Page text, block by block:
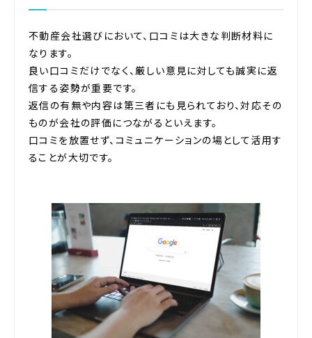
不動産会社選びにおいて、口コミは大きな判断材料に
なります。
良い口コミだけでなく、厳しい意見に対しても誠実に返
信する姿勢が重要です。
返信の有無や内容は第三者にも見られており、対応その
ものが会社の評価につながるといえます。
口コミを放置せず、コミュニケーションの場として活用す
ることが大切です。